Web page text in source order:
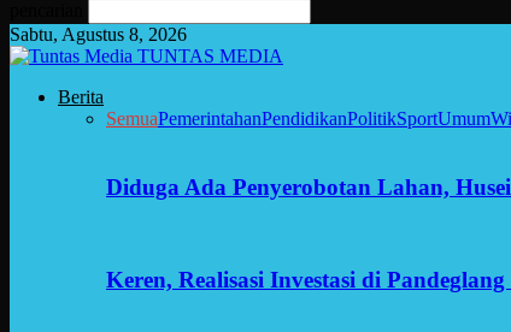
Sabtu, Agustus 8, 2026
TUNTAS MEDIA
Berita
SemuaPemerintahanPendidikanPolitikSportUmum
Diduga Ada Penyerobotan Lahan,
Keren, Realisasi Investasi di